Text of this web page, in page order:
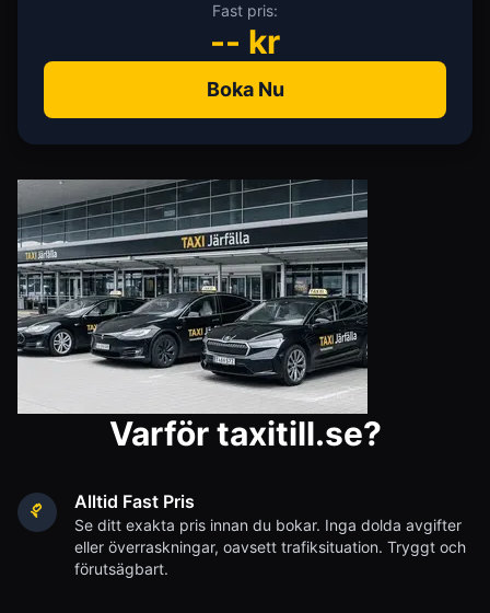
Fast pris:
-- kr
Boka Nu
Varför taxitill.se?
Alltid Fast Pris
Se ditt exakta pris innan du bokar. Inga dolda avgifter
eller överraskningar, oavsett trafiksituation. Tryggt och
förutsägbart.